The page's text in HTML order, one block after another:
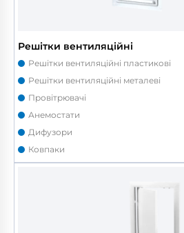
Решітки вентиляційні
Решітки вентиляційні пластикові
Решітки вентиляційні металеві
Провітрювачі
Анемостати
Дифузори
Ковпаки